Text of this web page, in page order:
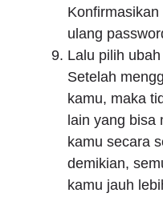
ulang
Lalu pilih
Setelah
kamu, maka
lain yang bisa
kamu secara
demikian,
kamu jauh